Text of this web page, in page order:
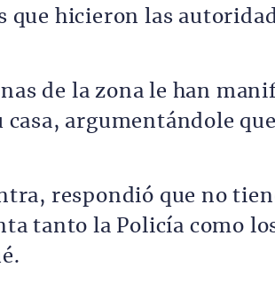
hicieron las
de la zona le han
argumentándole
respondió que no
tanto la Policía como